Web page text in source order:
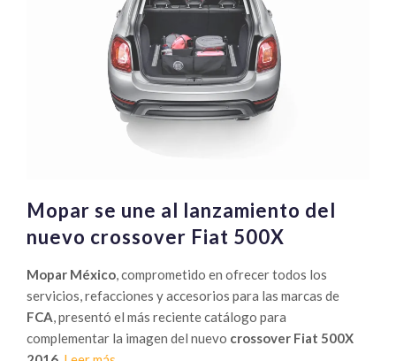
con
película
Batman
vs
Superman:
Mopar se une al lanzamiento del
nuevo crossover Fiat 500X
Mopar México , comprometido en ofrecer todos los
servicios, refacciones y accesorios para las marcas de
FCA , presentó el más reciente catálogo para
complementar la imagen del nuevo crossover Fiat 500X